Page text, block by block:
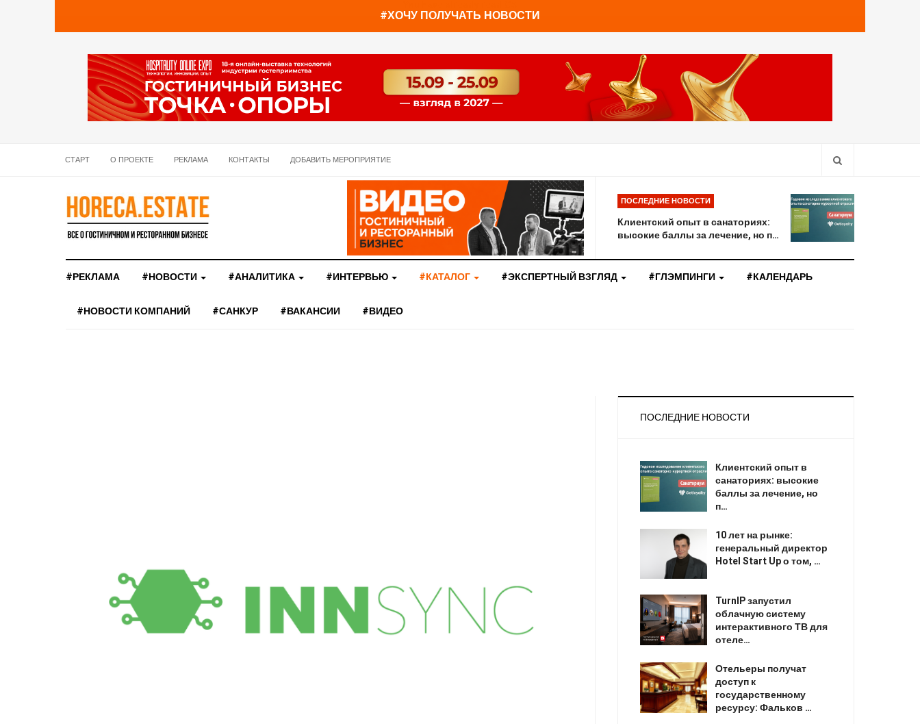
#ХОЧУ ПОЛУЧАТЬ НОВОСТИ
СТАРТ О ПРОЕКТЕ РЕКЛАМА КОНТАКТЫ ДОБАВИТЬ МЕРОПРИЯТИЕ
ПОСЛЕДНИЕ НОВОСТИ
Клиентский опыт в санаториях:
высокие баллы за лечение, но п…
#РЕКЛАМА #НОВОСТИ #АНАЛИТИКА #ИНТЕРВЬЮ #КАТАЛОГ #ЭКСПЕРТНЫЙ ВЗГЛЯД #ГЛЭМПИНГИ #КАЛЕНДАРЬ
#НОВОСТИ КОМПАНИЙ #САНКУР #ВАКАНСИИ #ВИДЕО
ПОСЛЕДНИЕ НОВОСТИ
Клиентский опыт в
санаториях: высокие
баллы за лечение, но
п…
10 лет на рынке:
генеральный директор
Hotel Start Up о том, …
TurnIP запустил
облачную систему
интерактивного ТВ для
отеле…
Отельеры получат
доступ к
государственному
ресурсу: Фальков …